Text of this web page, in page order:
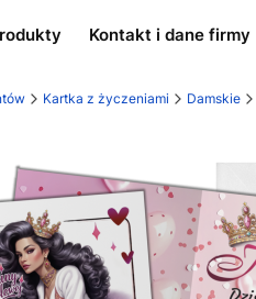
Kontakt i dane firmy
Kartka z życzeniami Damskie